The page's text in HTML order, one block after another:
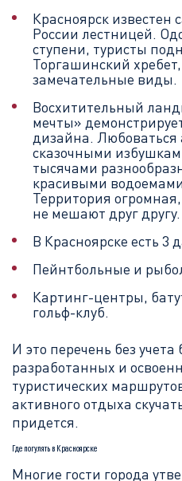
Красноярск известен
России лестницей.
ступени, туристы
Торгашинский
замечательные виды.
Восхитительный
мечты»
дизайна.
сказочными
тысячами
красивыми
Территория
не мешают друг другу.
В Красноярске есть 3
Пейнтбольные и
Картинг-центры,
гольф-клуб.
И это перечень без
разработанных и
туристических
активного отдыха
придется.
Где погулять в Красноярске
Многие гости города